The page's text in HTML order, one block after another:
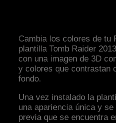
Cambia los colores de tu
plantilla Tomb Raider
con una imagen de 3D
y colores que contrastan
fondo.
Una vez instalado la
una apariencia única y
previa que se encuentra